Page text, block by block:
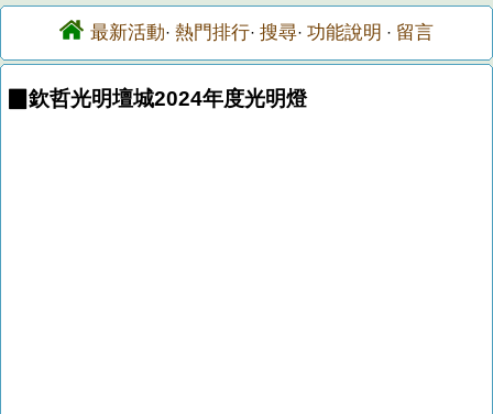
最新活動· 熱門排行· 搜尋· 功能說明 · 留言
▉欽哲光明壇城2024年度光明燈